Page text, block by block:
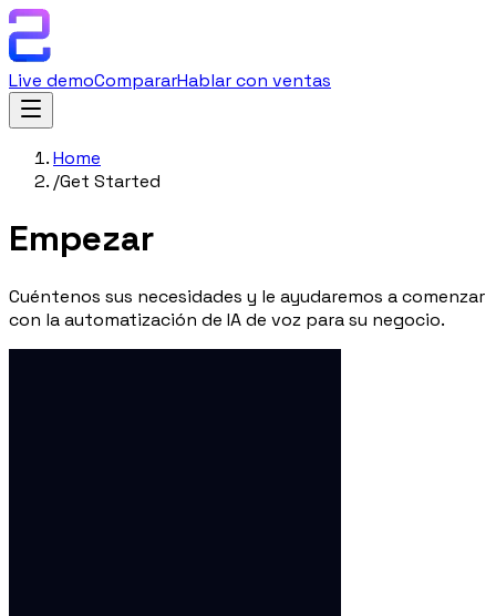
Live demoCompararHablar con ventas
Home
/Get Started
Empezar
Cuéntenos sus necesidades y le ayudaremos a comenzar
con la automatización de IA de voz para su negocio.